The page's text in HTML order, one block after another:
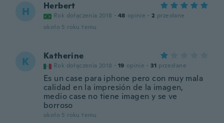
H Herbert
Rok dołączenia 2018 · 48 opinie · 2 przesłane
około 5 roku temu
K Katherine
Rok dołączenia 2018 · 19 opinie · 31 przesłane
Es un case para iphone pero con muy mala
calidad en la impresión de la imagen,
medio case no tiene imagen y se ve
borroso
około 5 roku temu